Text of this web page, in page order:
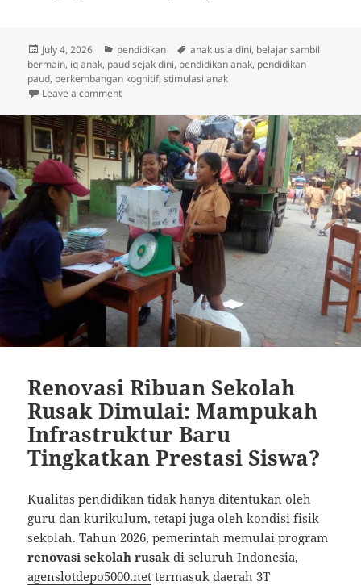
Posted
on
July 4, 2026 Categories
pendidikan Tags
anak usia dini, belajar sambil
bermain, iq anak, paud sejak dini, pendidikan anak, pendidikan
paud, perkembangan kognitif,stimulasi anak
Leave a commenton Pendidikan PAUD Sejak Dini, IQ Anak Bisa Terasah
Renovasi Ribuan Sekolah
Rusak Dimulai: Mampukah
Infrastruktur Baru
Tingkatkan Prestasi Siswa?
Kualitas pendidikan tidak hanya ditentukan oleh
guru dan kurikulum, tetapi juga oleh kondisi fisik
sekolah. Tahun 2026, pemerintah memulai program
renovasi sekolah rusak di seluruh Indonesia,
agenslotdepo5000.net termasuk daerah 3T